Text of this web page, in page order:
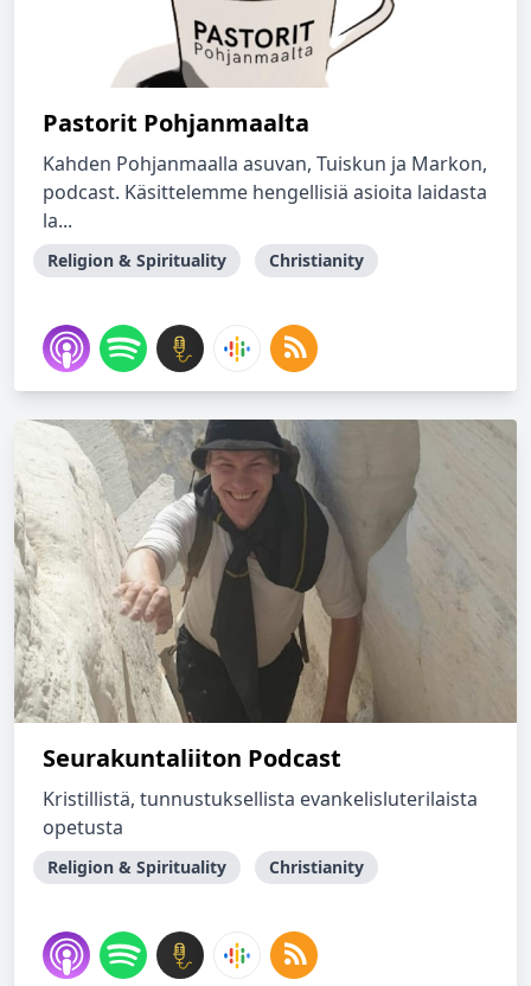
Pastorit Pohjanmaalta
Kahden Pohjanmaalla asuvan, Tuiskun ja Markon,
podcast. Käsittelemme hengellisiä asioita laidasta
la...
Religion & Spirituality Christianity
Seurakuntaliiton Podcast
Kristillistä, tunnustuksellista evankelisluterilaista
opetusta
Religion & Spirituality Christianity